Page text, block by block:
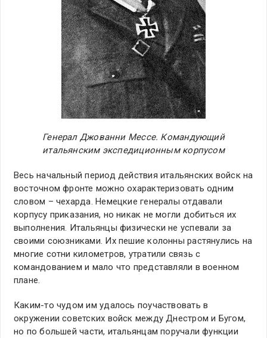
Генерал Джованни Мессе. Командующий
итальянским экспедиционным корпусом
Весь начальный период действия итальянских войск на
восточном фронте можно охарактеризовать одним
словом – чехарда. Немецкие генералы отдавали
корпусу приказания, но никак не могли добиться их
выполнения. Итальянцы физически не успевали за
своими союзниками. Их пешие колонны растянулись на
многие сотни километров, утратили связь с
командованием и мало что представляли в военном
плане.
Каким-то чудом им удалось поучаствовать в
окружении советских войск между Днестром и Бугом,
но по большей части, итальянцам поручали функции